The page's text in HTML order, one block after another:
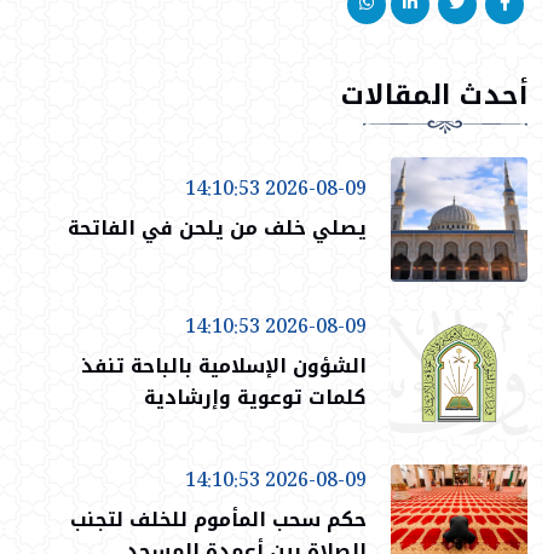
أحدث المقالات
2026-08-09 14:10:53
يصلي خلف من يلحن في الفاتحة
2026-08-09 14:10:53
الشؤون الإسلامية بالباحة تنفذ
كلمات توعوية وإرشادية
2026-08-09 14:10:53
حكم سحب المأموم للخلف لتجنب